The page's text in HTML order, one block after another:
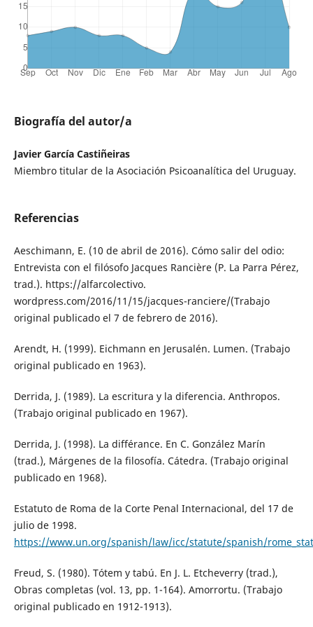
Biografía del autor/a
Javier García Castiñeiras
Miembro titular de la Asociación Psicoanalítica del Uruguay.
Referencias
Aeschimann, E. (10 de abril de 2016). Cómo salir del odio:
Entrevista con el filósofo Jacques Rancière (P. La Parra Pérez,
trad.). https://alfarcolectivo.
wordpress.com/2016/11/15/jacques-ranciere/(Trabajo
original publicado el 7 de febrero de 2016).
Arendt, H. (1999). Eichmann en Jerusalén. Lumen. (Trabajo
original publicado en 1963).
Derrida, J. (1989). La escritura y la diferencia. Anthropos.
(Trabajo original publicado en 1967).
Derrida, J. (1998). La différance. En C. González Marín
(trad.), Márgenes de la filosofía. Cátedra. (Trabajo original
publicado en 1968).
Estatuto de Roma de la Corte Penal Internacional, del 17 de
julio de 1998.
https://www.un.org/spanish/law/icc/statute/spanish/
Freud, S. (1980). Tótem y tabú. En J. L. Etcheverry (trad.),
Obras completas (vol. 13, pp. 1-164). Amorrortu. (Trabajo
original publicado en 1912-1913).